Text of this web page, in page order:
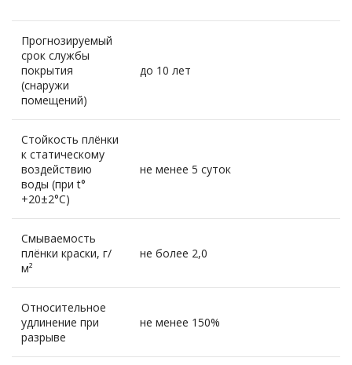
Прогнозируемый
cрок службы
покрытия
(снаружи
помещений)
до 10 лет
Стойкость плёнки
к статическому
воздействию
воды (при t°
+20±2°C)
не менее 5 суток
Смываемость
плёнки краски, г/
м²
не более 2,0
Относительное
удлинение при
разрыве
не менее 150%